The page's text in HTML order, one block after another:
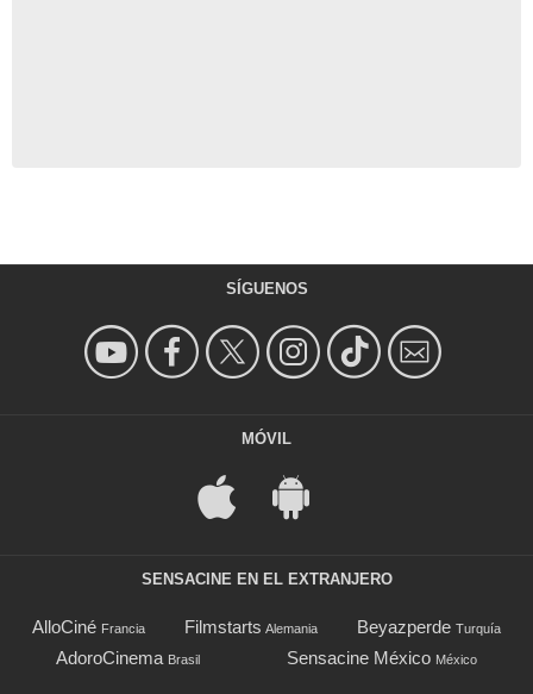
SÍGUENOS
MÓVIL
SENSACINE EN EL EXTRANJERO
AlloCiné Francia Filmstarts Alemania Beyazperde Turquía
AdoroCinema Brasil Sensacine México México